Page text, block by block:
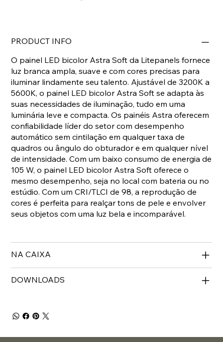
PRODUCT INFO
O painel LED bicolor Astra Soft da Litepanels fornece
luz branca ampla, suave e com cores precisas para
iluminar lindamente seu talento. Ajustável de 3200K a
5600K, o painel LED bicolor Astra Soft se adapta às
suas necessidades de iluminação, tudo em uma
luminária leve e compacta. Os painéis Astra oferecem
confiabilidade líder do setor com desempenho
automático sem cintilação em qualquer taxa de
quadros ou ângulo do obturador e em qualquer nível
de intensidade. Com um baixo consumo de energia de
105 W, o painel LED bicolor Astra Soft oferece o
mesmo desempenho, seja no local com bateria ou no
estúdio. Com um CRI/TLCI de 98, a reprodução de
cores é perfeita para realçar tons de pele e envolver
seus objetos com uma luz bela e incomparável.
NA CAIXA
DOWNLOADS